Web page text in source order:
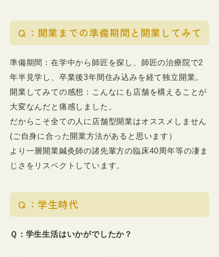
Ｑ：開業までの準備期間と開業してみて
準備期間：在学中から師匠を探し、師匠の治療院で2
年半見学し、卒業後3年間住み込みを経て独立開業。
開業してみての感想：こんなにも店舗を構えることが
大変なんだと痛感しました。
だからこそ全ての人に店舗型開業はオススメしません
(ご自身に合った開業方法があると思います）
より一層開業鍼灸師の諸先輩方の臨床40周年等の凄ま
じさをリスペクトしています。
Ｑ：学生時代
Ｑ：学生生活はいかがでしたか？